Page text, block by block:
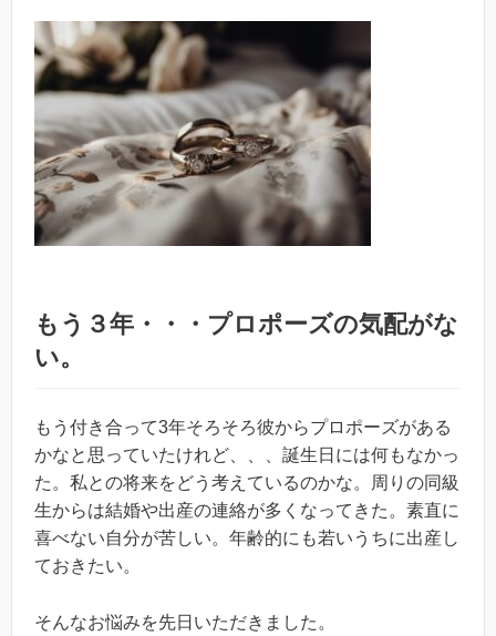
もう３年・・・プロポーズの気配がな
い。
もう付き合って3年そろそろ彼からプロポーズがある
かなと思っていたけれど、、、誕生日には何もなかっ
た。私との将来をどう考えているのかな。周りの同級
生からは結婚や出産の連絡が多くなってきた。素直に
喜べない自分が苦しい。年齢的にも若いうちに出産し
ておきたい。
そんなお悩みを先日いただきました。